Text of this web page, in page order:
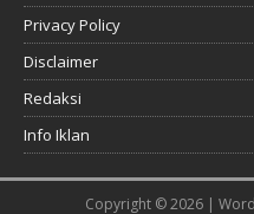
Privacy Policy
Disclaimer
Redaksi
Info Iklan
Copyright © 2026 |